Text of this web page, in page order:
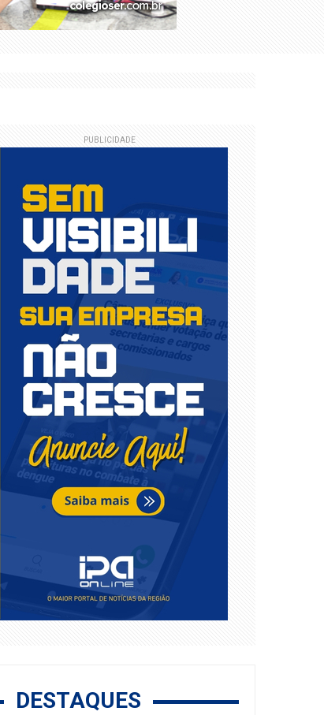
PUBLICIDADE
DESTAQUES